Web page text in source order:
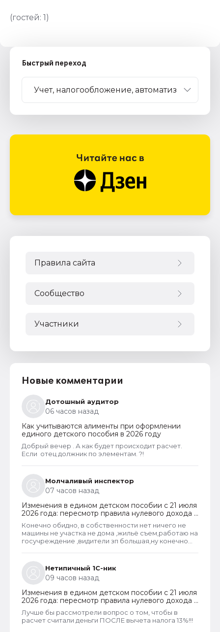
(гостей: 1)
Быстрый переход
Правила сайта
Сообщество
Участники
Новые комментарии
Дотошный аудитор
06 часов назад
Как учитываются алименты при оформлении
единого детского пособия в 2026 году
Добрый вечер . А как будет происходит расчет.
Если отец должник по элементам. ?!
Молчаливый инспектор
07 часов назад
Изменения в едином детском пособии с 21 июля
2026 года: пересмотр правила нулевого дохода и
новый порядок оформления пособий по месту
пребывания
Конечно обидно, в собственности нет ничего не
машины не участка не дома ,жильё съем,работаю на
госучреждение ,видители зп большая,ну конечно
копейки налогов и счастлив!И чему наше
государство учит врать, недопоказывать свои
доходы!И ты лох работая на государство и вме
показываешь чисто!
Нетипичный 1С-ник
09 часов назад
Изменения в едином детском пособии с 21 июля
2026 года: пересмотр правила нулевого дохода и
новый порядок оформления пособий по месту
пребывания
Лучше бы рассмотрели вопрос о том, чтобы в
расчет считали деньги ПОСЛЕ вычета налога 13%!!!